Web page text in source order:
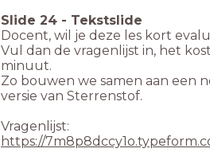
Slide 24 - Tekstslide
Docent, wil je deze les kort
Vul dan de vragenlijst in, het
minuut.
Zo bouwen we samen aan een
versie van Sterrenstof.
Vragenlijst:
https://